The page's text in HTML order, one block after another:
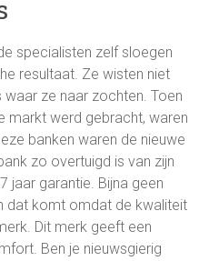
specialisten zelf sloegen
resultaat. Ze wisten niet
ze naar zochten. Toen
markt werd gebracht, waren
banken waren de nieuwe
zo overtuigd is van zijn
jaar garantie. Bijna geen
dat komt omdat de kwaliteit
Dit merk geeft een
Ben je nieuwsgierig